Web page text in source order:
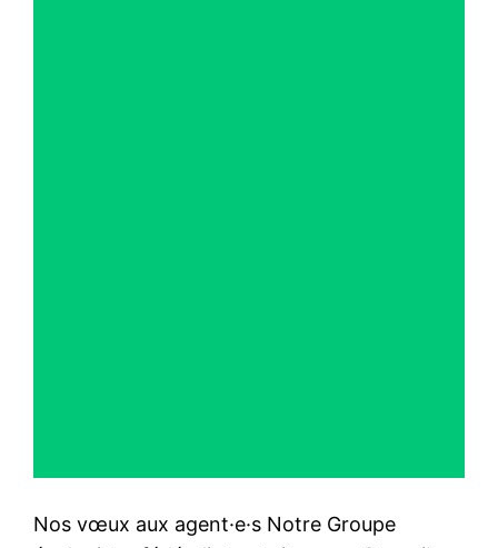
Nos vœux aux agent·e·s Notre Groupe